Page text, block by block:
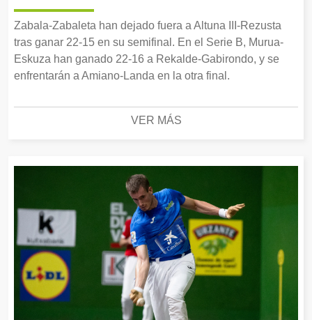
Zabala-Zabaleta han dejado fuera a Altuna III-Rezusta
tras ganar 22-15 en su semifinal. En el Serie B, Murua-
Eskuza han ganado 22-16 a Rekalde-Gabirondo, y se
enfrentarán a Amiano-Landa en la otra final.
VER MÁS